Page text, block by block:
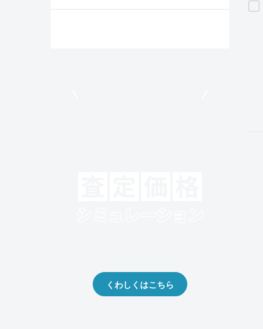
くわしくはこちら